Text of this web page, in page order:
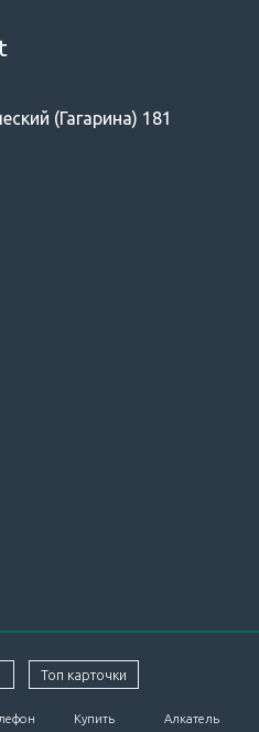
(Гагарина) 181
Топ карточки
Купить
Алкатель